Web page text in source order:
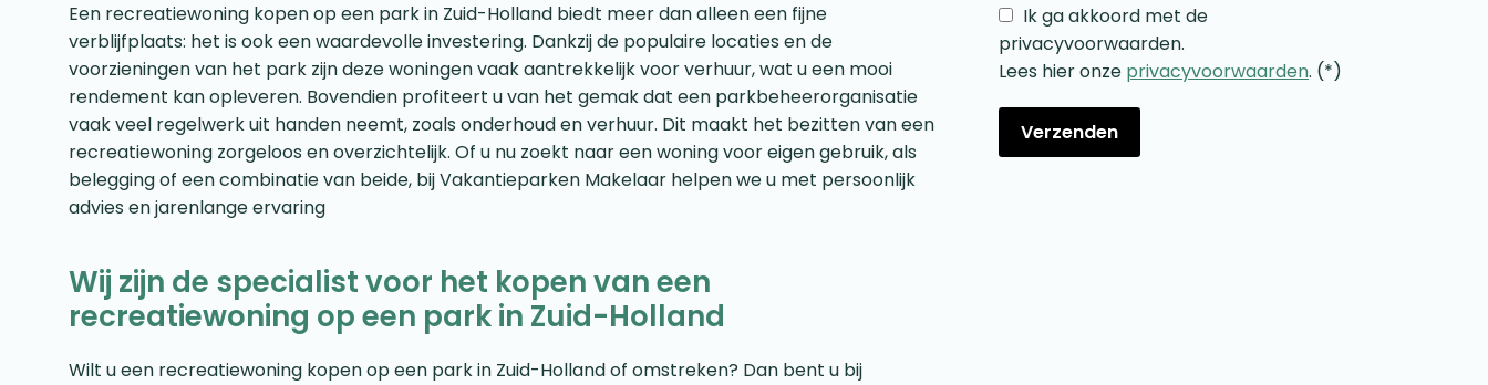
Een recreatiewoning kopen op een park in Zuid-Holland biedt meer dan alleen een fijne
verblijfplaats: het is ook een waardevolle investering. Dankzij de populaire locaties en de
voorzieningen van het park zijn deze woningen vaak aantrekkelijk voor verhuur, wat u een mooi
rendement kan opleveren. Bovendien profiteert u van het gemak dat een parkbeheerorganisatie
vaak veel regelwerk uit handen neemt, zoals onderhoud en verhuur. Dit maakt het bezitten van een
recreatiewoning zorgeloos en overzichtelijk. Of u nu zoekt naar een woning voor eigen gebruik, als
belegging of een combinatie van beide, bij Vakantieparken Makelaar helpen we u met persoonlijk
advies en jarenlange ervaring
Wij zijn de specialist voor het kopen van een
recreatiewoning op een park in Zuid-Holland
Wilt u een recreatiewoning kopen op een park in Zuid-Holland of omstreken? Dan bent u bij
Ik ga akkoord met de
privacyvoorwaarden.
Lees hier onze privacyvoorwaarden. (*)